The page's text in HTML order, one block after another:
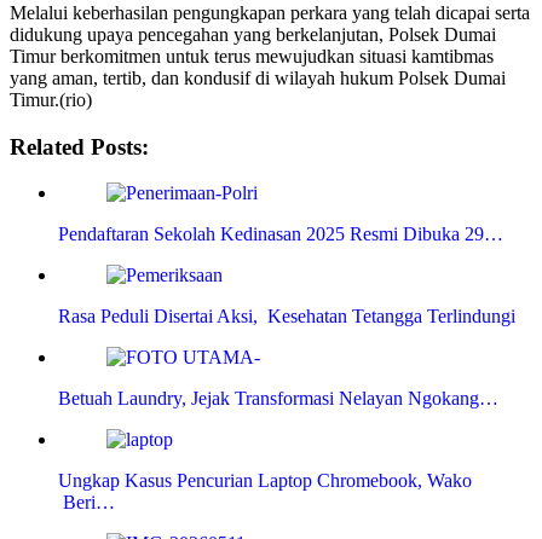
Melalui keberhasilan pengungkapan perkara yang telah dicapai serta
didukung upaya pencegahan yang berkelanjutan, Polsek Dumai
Timur berkomitmen untuk terus mewujudkan situasi kamtibmas
yang aman, tertib, dan kondusif di wilayah hukum Polsek Dumai
Timur.(rio)
Related Posts:
Pendaftaran Sekolah Kedinasan 2025 Resmi Dibuka 29…
Rasa Peduli Disertai Aksi, Kesehatan Tetangga Terlindungi
Betuah Laundry, Jejak Transformasi Nelayan Ngokang…
Ungkap Kasus Pencurian Laptop Chromebook, Wako
Beri…